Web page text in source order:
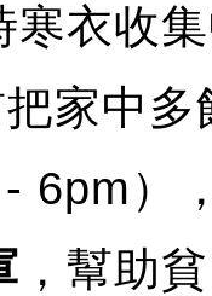
寒衣收
家中
6pm）
，幫助